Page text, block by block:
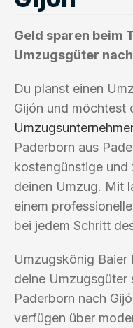
Geld sparen beim
Umzugsgüter
Du planst einen
Gijón und möchtest
Paderborn aus
kostengünstige
deinen Umzug. Mit
einem
bei jedem Schritt
Umzugskönig
deine
Paderborn nach
verfügen über